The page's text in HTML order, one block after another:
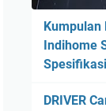
Kumpulan
Indihome
DRIVER